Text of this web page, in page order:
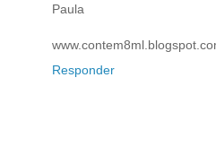
Paula
Responder